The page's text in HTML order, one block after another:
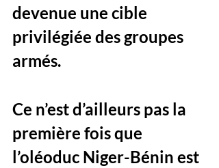
devenue une cible
privilégiée des groupes
armés.
Ce n’est d’ailleurs pas la
première fois que
l’oléoduc Niger-Bénin est